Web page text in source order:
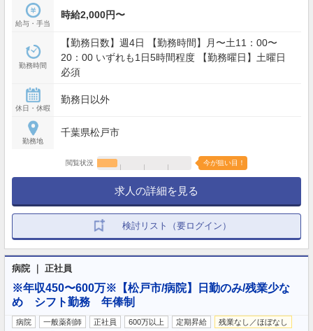
給与・手当
時給2,000円〜
勤務時間
【勤務日数】週4日 【勤務時間】月〜土11：00〜
20：00 いずれも1日5時間程度 【勤務曜日】土曜日
必須
休日・休暇
勤務日以外
勤務地
千葉県松戸市
閲覧状況 今が狙い目！
求人の詳細を見る
検討リスト（要ログイン）
病院 ｜ 正社員
※年収450〜600万※【松戸市/病院】日勤のみ/残業少な
め シフト勤務 年俸制
病院 一般薬剤師 正社員 600万以上 定期昇給
残業なし／ほぼなし